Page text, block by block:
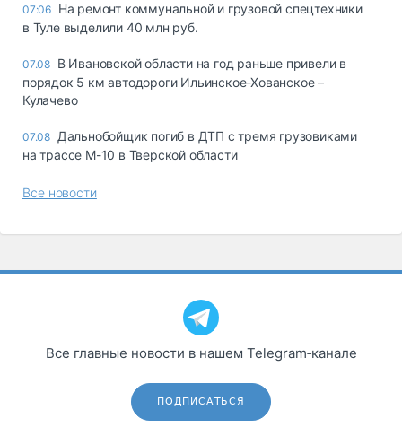
07:06 На ремонт коммунальной и грузовой спецтехники
в Туле выделили 40 млн руб.
07.08 В Ивановской области на год раньше привели в
порядок 5 км автодороги Ильинское-Хованское –
Кулачево
07.08 Дальнобойщик погиб в ДТП с тремя грузовиками
на трассе М-10 в Тверской области
Все новости
Все главные новости в нашем Telegram‑канале
ПОДПИСАТЬСЯ